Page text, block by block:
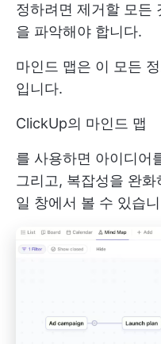
정하려면 제거할 모든
을 파악해야 합니다.
마인드 맵은 이 모든
입니다.
ClickUp의 마인드 맵
를 사용하면 아이디어
그리고, 복잡성을 완
일 창에서 볼 수 있습